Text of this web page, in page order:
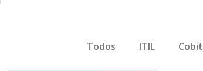
Todos ITIL Cobit